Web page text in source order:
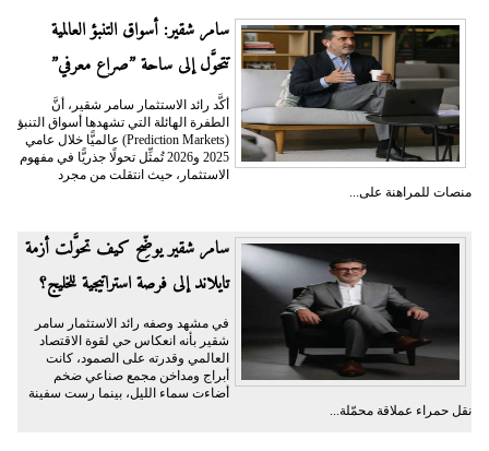
سامر شقير: أسواق التنبؤ العالمية
تتحوَّل إلى ساحة ”صراع معرفي”
أكَّد رائد الاستثمار سامر شقير، أنَّ
الطفرة الهائلة التي تشهدها أسواق التنبؤ
(Prediction Markets) عالميًّا خلال عامي
2025 و2026 تُمثِّل تحولًا جذريًّا في مفهوم
الاستثمار، حيث انتقلت من مجرد
منصات للمراهنة على...
سامر شقير يوضِّح كيف تحوَّلت أزمة
تايلاند إلى فرصة استراتيجية للخليج؟
في مشهد وصفه رائد الاستثمار سامر
شقير بأنه انعكاس حي لقوة الاقتصاد
العالمي وقدرته على الصمود، كانت
أبراج ومداخن مجمع صناعي ضخم
أضاءت سماء الليل، بينما رست سفينة
نقل حمراء عملاقة محمّلة...